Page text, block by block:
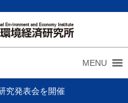
MENU
究発表会を開催